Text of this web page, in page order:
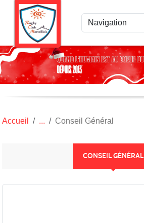
Accueil Conseil Général
CONSEIL GÉNÉRAL
Panneau de gestion des cookies